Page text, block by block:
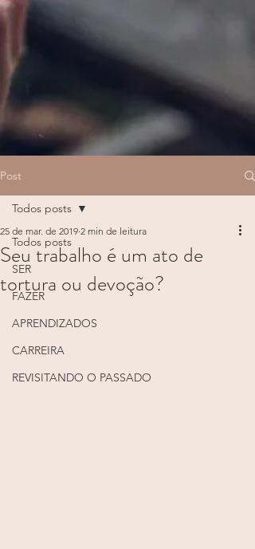
Post
Todos posts
SER
FAZER
APRENDIZADOS
CARREIRA
REVISITANDO O PASSADO
Todos posts
Seu trabalho é um ato de
tortura ou devoção?
25 de mar. de 2019 2 min de leitura